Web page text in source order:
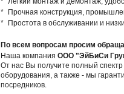
*
Прочная конструкция,
*
Простота в обслуживании и
По всем вопросам просим
Наша компания ООО "ЭйБиСи
От нас Вы получите полный спектр
оборудования, а также - мы
посредников.